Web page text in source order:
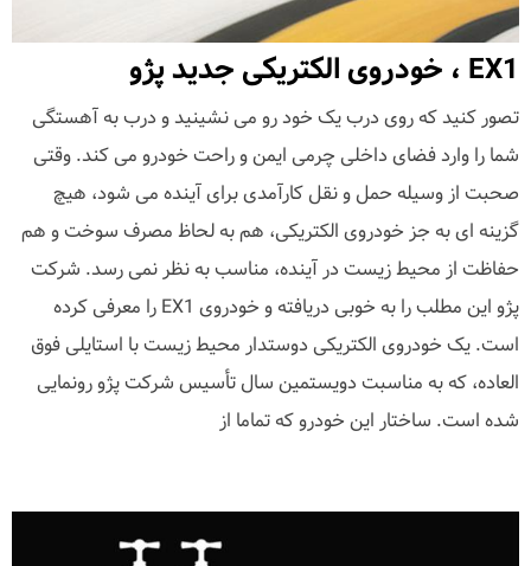
EX1 ، خودروی الکتریکی جدید پژو
تصور کنید که روی درب یک خود رو می نشینید و درب به آهستگی
شما را وارد فضای داخلی چرمی ایمن و راحت خودرو می کند. وقتی
صحبت از وسیله حمل و نقل کارآمدی برای آینده می شود، هیچ
گزینه ای به جز خودروی الکتریکی، هم به لحاظ مصرف سوخت و هم
حفاظت از محیط زیست در آینده، مناسب به نظر نمی رسد. شرکت
پژو این مطلب را به خوبی دریافته و خودروی EX1 را معرفی کرده
است. یک خودروی الکتریکی دوستدار محیط زیست با استایلی فوق
العاده، که به مناسبت دویستمین سال تأسیس شرکت پژو رونمایی
شده است. ساختار این خودرو که تماما از